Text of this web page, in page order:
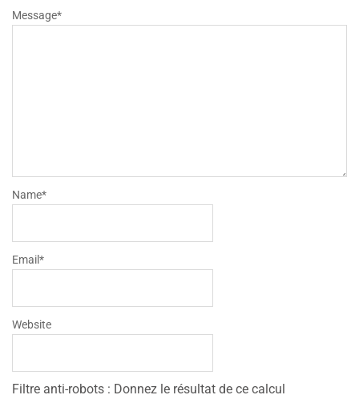
Message*
Name*
Email*
Website
Filtre anti-robots : Donnez le résultat de ce calcul